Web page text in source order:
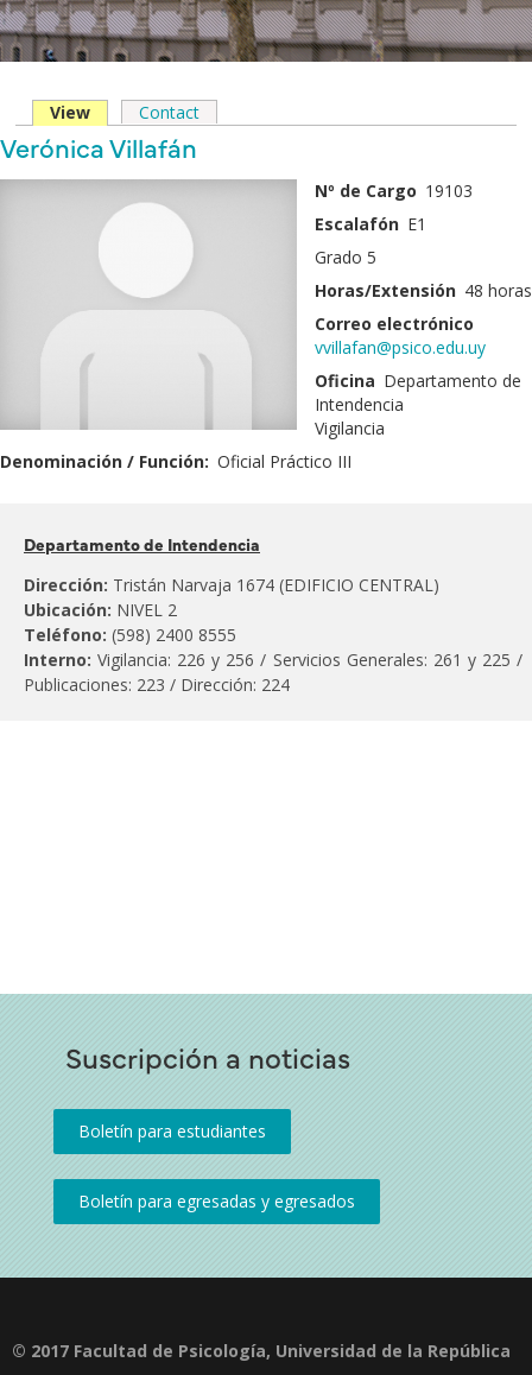
Solapas
principales
View (solapa
activa)
Contact
Nombre
y
Verónica Villafán
Nº de Cargo 19103
Escalafón E1
Grado 5
Horas/Extensión 48 horas
Correo electrónico
vvillafan@psico.edu.uy
Oficina Departamento de
Intendencia
Vigilancia
Denominación / Función: Oficial Práctico III
al
Departamento de Intendencia
Dirección: Tristán Narvaja 1674 (EDIFICIO CENTRAL)
Ubicación: NIVEL 2
Teléfono: (598) 2400 8555
Interno:Vigilancia: 226 y 256 / Servicios Generales: 261 y 225 /
Publicaciones: 223 / Dirección: 224
Suscripción a noticias
© 2017 Facultad de Psicología, Universidad de la República